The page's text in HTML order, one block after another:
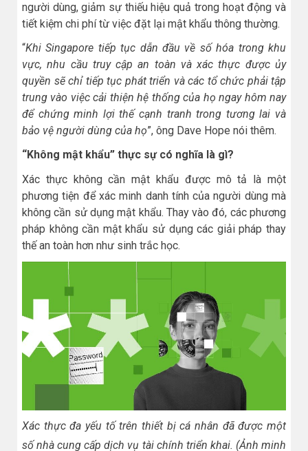
người dùng, giảm sự thiếu hiệu quả trong hoạt động và
tiết kiệm chi phí từ việc đặt lại mật khẩu thông thường.
“Khi Singapore tiếp tục dẫn đầu về số hóa trong khu
vực, nhu cầu truy cập an toàn và xác thực được ủy
quyền sẽ chỉ tiếp tục phát triển và các tổ chức phải tập
trung vào việc cải thiện hệ thống của họ ngay hôm nay
để chứng minh lợi thế cạnh tranh trong tương lai và
bảo vệ người dùng của họ”, ông Dave Hope nói thêm.
“Không mật khẩu” thực sự có nghĩa là gì?
Xác thực không cần mật khẩu được mô tả là một
phương tiện để xác minh danh tính của người dùng mà
không cần sử dụng mật khẩu. Thay vào đó, các phương
pháp không cần mật khẩu sử dụng các giải pháp thay
thế an toàn hơn như sinh trắc học.
Xác thực đa yếu tố trên thiết bị cá nhân đã được một
số nhà cung cấp dịch vụ tài chính triển khai. (Ảnh minh